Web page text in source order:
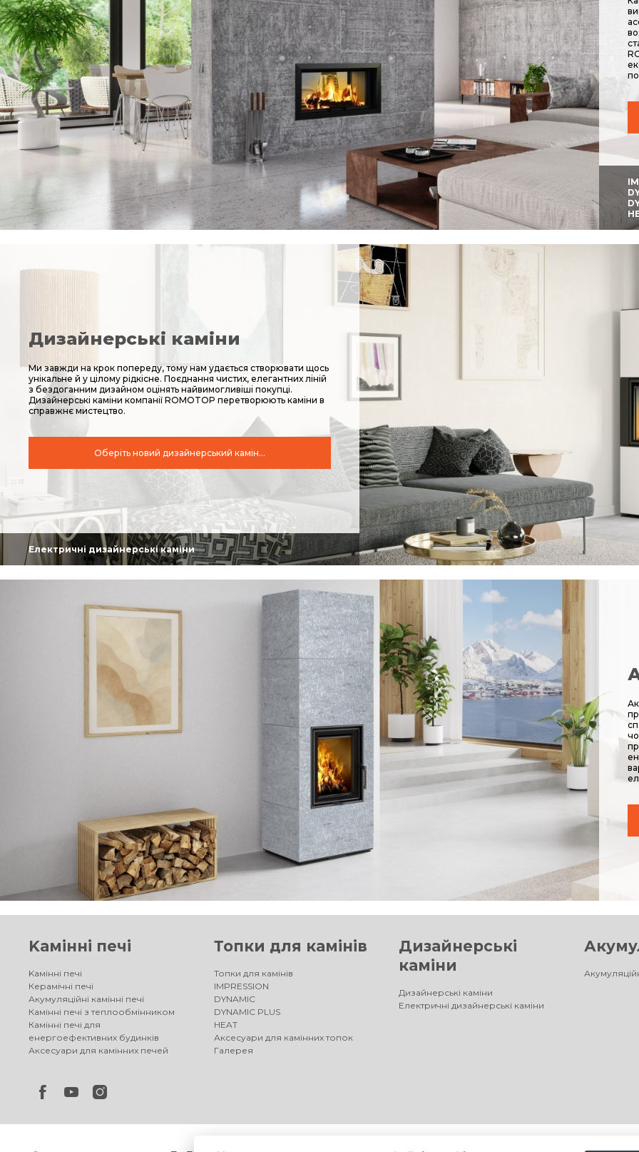
Дизайнерські каміни
Ми завжди на крок попереду, тому нам удається створювати щось
унікальне й у цілому рідкісне. Поєднання чистих, елегантних ліній
з бездоганним дизайном оцінять найвимогливіші покупці.
Дизайнерські каміни компанії ROMOTOP перетворюють каміни в
справжнє мистецтво.
Оберіть новий дизайнерський камін...
Електричні дизайнерські каміни
Kамінні печі
Kамінні печі
Керамічні печі
Акумуляційні камінні печі
Камінні печі з теплообмінником
Камінні печі для
енергоефективних будинків
Аксесуари для камінних печей
Топки для камінів
Топки для камінів
IMPRESSION
DYNAMIC
DYNAMIC PLUS
HEAT
Аксесуари для камінних топок
Галерея
Дизайнерські
каміни
Дизайнерські каміни
Електричні дизайнерські каміни